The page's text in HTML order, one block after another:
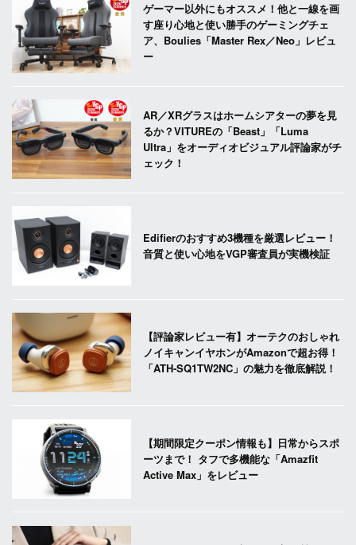
ゲーマー以外にもオススメ！他と一線を画
す座り心地と使い勝手のゲーミングチェ
ア、Boulies「Master Rex／Neo」レビュ
ー
AR／XRグラスはホームシアターの夢を見
るか？VITUREの「Beast」「Luma
Ultra」をオーディオビジュアル評論家がチ
ェック！
Edifierのおすすめ3機種を厳選レビュー！
音質と使い心地をVGP審査員が実機検証
【評論家レビュー有】オーテクのおしゃれ
ノイキャンイヤホンがAmazonで超お得！
「ATH-SQ1TW2NC」の魅力を徹底解説！
【期間限定クーポン情報も】日常からスポ
ーツまで！ タフで多機能な「Amazfit
Active Max」をレビュー